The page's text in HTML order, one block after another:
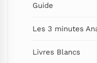
Guide
Les 3 minutes
Livres Blancs